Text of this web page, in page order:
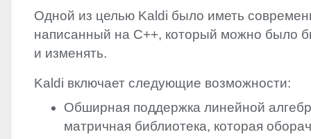
Одной из целью Kaldi было иметь
написанный на C++, который можно было
и изменять.
Kaldi включает следующие возможности:
Обширная поддержка линейной
матричная библиотека, которая